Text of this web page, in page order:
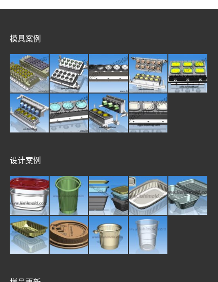
模具案例
设计案例